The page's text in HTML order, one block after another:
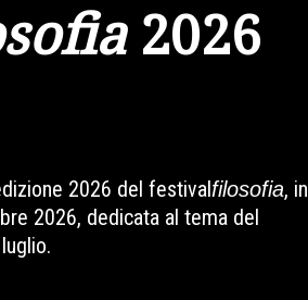
2026
2026 del festivalfilosofia, in
2026, dedicata al tema del